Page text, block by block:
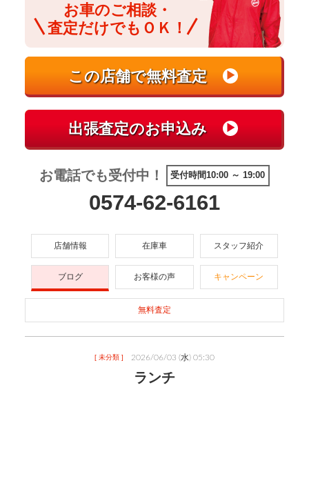
お車のご相談・
査定だけでもＯＫ！
お電話でも受付中！ 受付時間10:00 ～ 19:00
0574-62-6161
店舗情報 在庫車 スタッフ紹介
ブログ お客様の声 キャンペーン
無料査定
[ 未分類 ] 2026/06/03 (水) 05:30
ランチ